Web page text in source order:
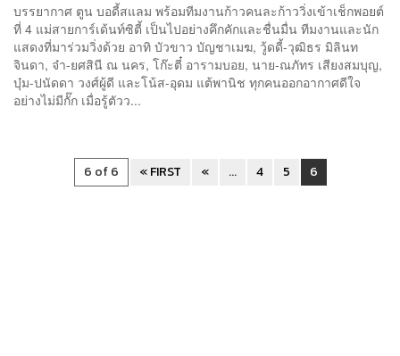
บรรยากาศ ตูน บอดี้สแลม พร้อมทีมงานก้าวคนละก้าววิ่งเข้าเช็กพอยต์
ที่ 4 แม่สายการ์เด้นท์ซิตี้ เป็นไปอย่างคึกคักและชื่นมื่น ทีมงานและนัก
แสดงที่มาร่วมวิ่งด้วย อาทิ บัวขาว บัญชาเมฆ, วู้ดดี้-วุฒิธร มิลินท
จินดา, จ๋า-ยศสินี ณ นคร, โก๊ะตี๋ อารามบอย, นาย-ณภัทร เสียงสมบุญ,
บุ๋ม-ปนัดดา วงศ์ผู้ดี และโน้ส-อุดม แต้พานิช ทุกคนออกอากาศดีใจ
อย่างไม่มีกั๊ก เมื่อรู้ตัวว...
6 of 6 « FIRST « ... 4 5 6